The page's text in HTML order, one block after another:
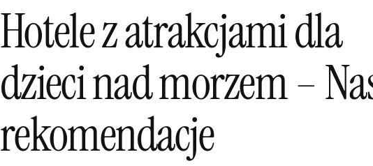
Hotele z atrakcjami dla
dzieci nad morzem –
rekomendacje